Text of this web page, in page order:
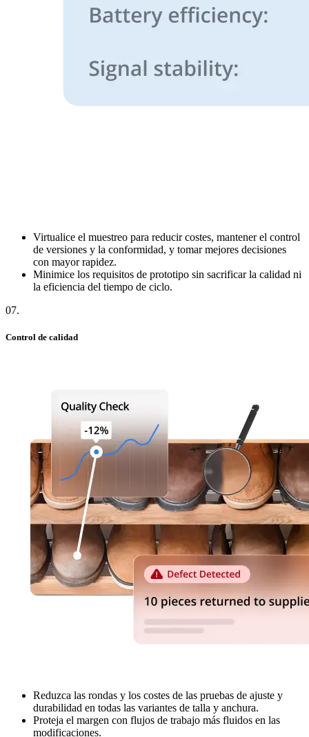
Virtualice el muestreo para reducir costes, mantener el control
de versiones y la conformidad, y tomar mejores decisiones
con mayor rapidez.
Minimice los requisitos de prototipo sin sacrificar la calidad ni
la eficiencia del tiempo de ciclo.
07.
Control de calidad
Reduzca las rondas y los costes de las pruebas de ajuste y
durabilidad en todas las variantes de talla y anchura.
Proteja el margen con flujos de trabajo más fluidos en las
modificaciones.